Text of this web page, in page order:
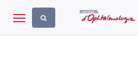
Toggle navigation
Panneau de gestion des cookies